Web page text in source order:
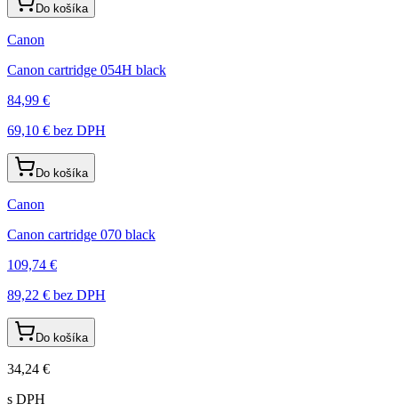
Do košíka
Canon
Canon cartridge 054H black
84,99 €
69,10 € bez DPH
Do košíka
Canon
Canon cartridge 070 black
109,74 €
89,22 € bez DPH
Do košíka
34,24 €
s DPH